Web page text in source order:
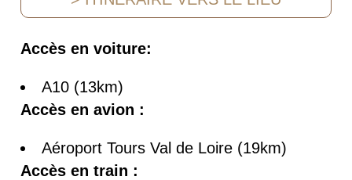
Accès en voiture:
A10 (13km)
Accès en avion :
Aéroport Tours Val de Loire (19km)
Accès en train :